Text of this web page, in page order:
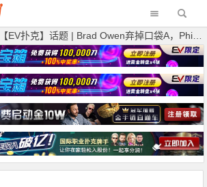
【EV扑克】话题 | Brad Owen弃掉口袋A，Phil Hellmuth很生气